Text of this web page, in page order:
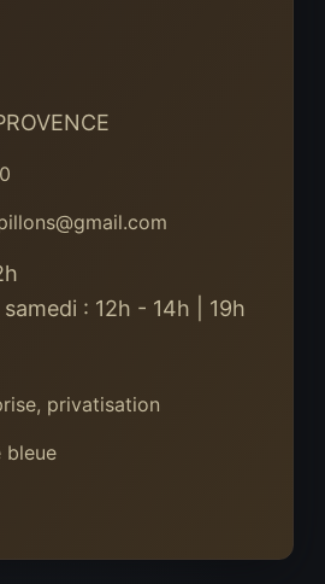
: 12h - 14h | 19h
privatisation
bleue